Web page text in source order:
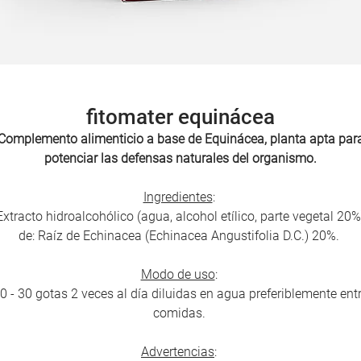
fitomater equinácea
alimenticio a base de Equinácea, planta apta
potenciar las defensas naturales del organismo.
Ingredientes:
hidroalcohólico (agua, alcohol etílico, parte vegetal
de: Raíz de Echinacea (Echinacea Angustifolia D.C.) 20%.
Modo de uso:
- 30 gotas 2 veces al día diluidas en agua preferiblemente
comidas.
Advertencias: